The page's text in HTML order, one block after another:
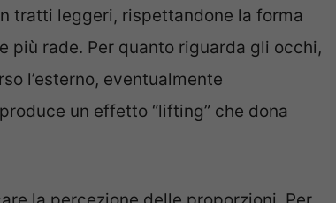
tratti leggeri, rispettandone la forma
più rade. Per quanto riguarda gli occhi,
l’esterno, eventualmente
un effetto “lifting” che dona